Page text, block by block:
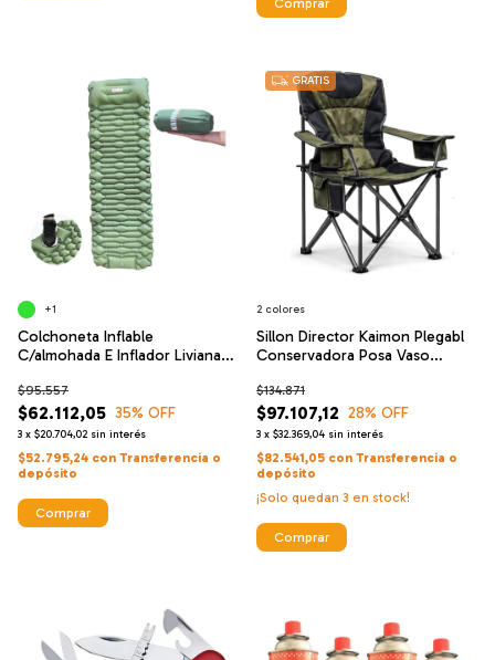
Comprar
Colchoneta Inflable
C/almohada E Inflador Liviana
$62.112,05
$95.557
35% OFF
3 x $20.704,02 sin interés
$52.795,24 con Transferencia o
depósito
+1
Comprar
GRATIS
Sillon Director Kaimon Plegabl
Conservadora Posa Vaso
$97.107,12
$134.871
28% OFF
3 x $32.369,04 sin interés
$82.541,05 con Transferencia o
depósito
¡Solo quedan 3 en stock!
2 colores
Comprar